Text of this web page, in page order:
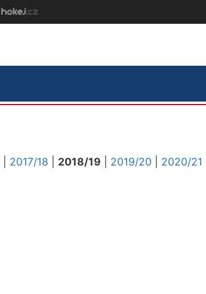
2017/18 2018/19 2019/20
2020/21